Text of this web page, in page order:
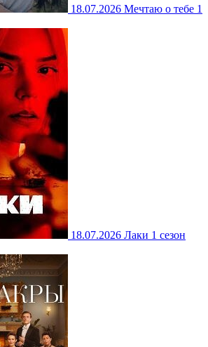
18.07.2026 Мечтаю о тебе 1
18.07.2026 Лаки 1 сезон